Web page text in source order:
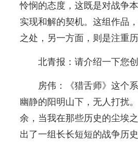
怜悯的态度，这既是对战争
实现和解的契机。这组作品
之处，另一方面，则是注重
北青报：请介绍一下您
房伟：《猎舌师》这个
幽静的阳明山下，无人打扰
余，当我在那些历史的尘埃
出了一组长长短短的战争历